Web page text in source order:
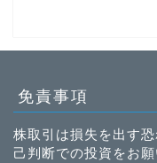
免責事項
株取引は損失を出す
己判断での投資をお